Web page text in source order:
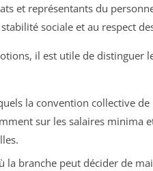
et représentants du
sociale et au respect
il est utile de distinguer
la convention collective de
sur les salaires minima
la branche peut décider de